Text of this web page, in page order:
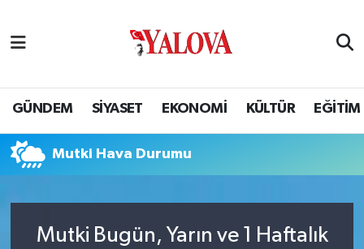
GÜNDEM SİYASET EKONOMİ KÜLTÜR EĞİTİM
Mutki Hava Durumu
Mutki Bugün, Yarın ve 1 Haftalık
SİYASET
EĞİTİM
Yalova Nöbetçi Eczaneler
Yalova Hava Durumu
Puan Durumu ve Fikstür